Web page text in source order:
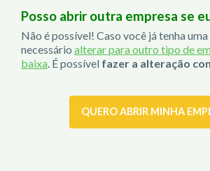
Posso abrir outra empresa se
Não é possível! Caso você já tenha
necessário alterar para outro tipo de
baixa. É possível fazer a alteração
QUERO ABRIR MINHA